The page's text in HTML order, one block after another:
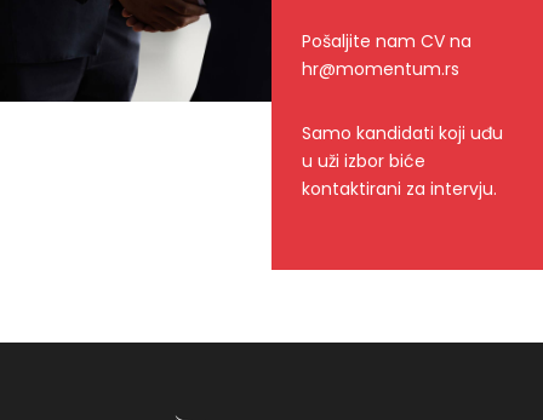
Pošaljite nam CV na
hr@momentum.rs
Samo kandidati koji uđu
u uži izbor biće
kontaktirani za intervju.